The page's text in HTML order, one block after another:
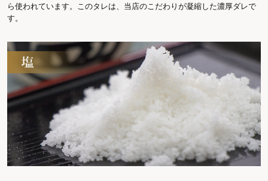
ら使われています。このタレは、当店のこだわりが凝縮した濃厚ダレで
す。